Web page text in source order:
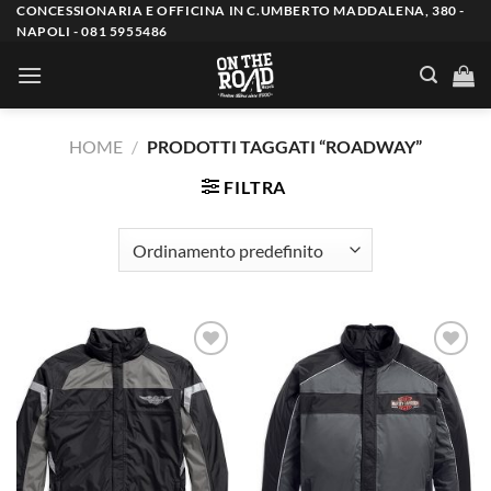
Salta
contenuti
CONCESSIONARIA E OFFICINA IN C.UMBERTO MADDALENA, 380 -
NAPOLI - 081 5955486
HOME / PRODOTTI TAGGATI “ROADWAY”
FILTRA
Aggiungi
alla lista
dei
desideri
Aggiungi
alla lista
dei
desideri